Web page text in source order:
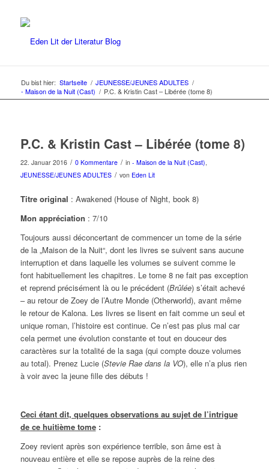
Du bist hier: Startseite / JEUNESSE/JEUNES ADULTES /
- Maison de la Nuit (Cast) / P.C. & Kristin Cast – Libérée (tome 8)
P.C. & Kristin Cast – Libérée (tome 8)
22. Januar 2016 / 0 Kommentare / in - Maison de la Nuit (Cast),
JEUNESSE/JEUNES ADULTES / von Eden Lit
Titre original : Awakened (House of Night, book 8)
Mon appréciation : 7/10
Toujours aussi déconcertant de commencer un tome de la série
de la „Maison de la Nuit“, dont les livres se suivent sans aucune
interruption et dans laquelle les volumes se suivent comme le
font habituellement les chapitres. Le tome 8 ne fait pas exception
et reprend précisément là ou le précédent (Brûlée) s’était achevé
– au retour de Zoey de l’Autre Monde (Otherworld), avant même
le retour de Kalona. Les livres se lisent en fait comme un seul et
unique roman, l’histoire est continue. Ce n’est pas plus mal car
cela permet une évolution constante et tout en douceur des
caractères sur la totalité de la saga (qui compte douze volumes
au total). Prenez Lucie (Stevie Rae dans la VO), elle n’a plus rien
à voir avec la jeune fille des débuts !
Ceci étant dit, quelques observations au sujet de l’intrigue
de ce huitième tome:
Zoey revient après son expérience terrible, son âme est à
nouveau entière et elle se repose auprès de la reine des